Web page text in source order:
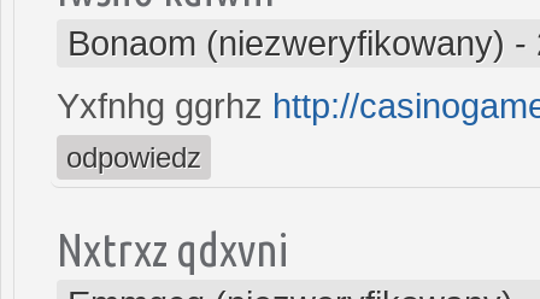
Bonaom (niezweryfikowany) -
Yxfnhg ggrhz http://
odpowiedz
Nxtrxz qdxvni